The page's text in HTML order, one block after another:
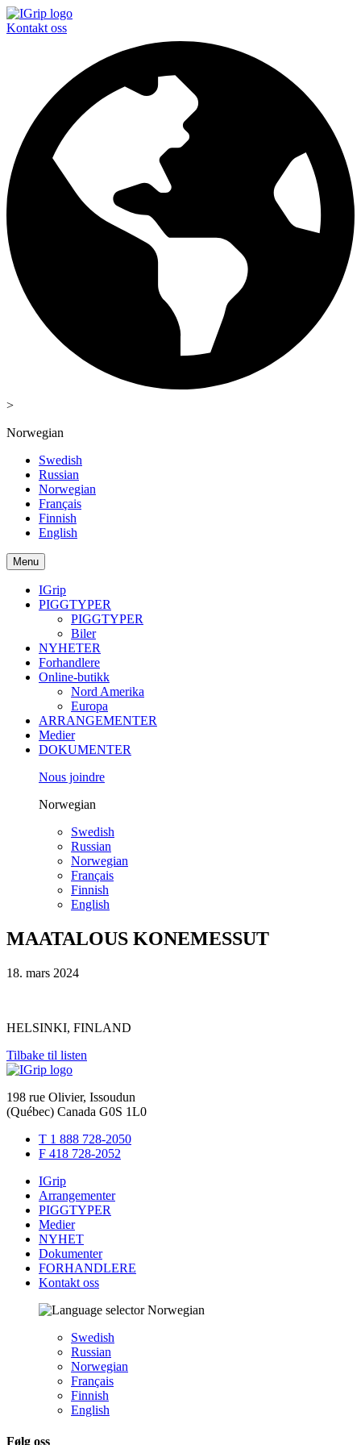
Kontakt oss
>
Norwegian
Swedish
Russian
Norwegian
Français
Finnish
English
Menu
IGrip
PIGGTYPER
PIGGTYPER
Biler
NYHETER
Forhandlere
Online-butikk
Nord Amerika
Europa
ARRANGEMENTER
Medier
DOKUMENTER
Nous joindre
Norwegian
Swedish
Russian
Norwegian
Français
Finnish
English
MAATALOUS KONEMESSUT
18. mars 2024
HELSINKI, FINLAND
Tilbake til listen
198 rue Olivier, Issoudun
(Québec) Canada G0S 1L0
T 1 888 728-2050
F 418 728-2052
IGrip
Arrangementer
PIGGTYPER
Medier
NYHET
Dokumenter
FORHANDLERE
Kontakt oss
Norwegian
Swedish
Russian
Norwegian
Français
Finnish
English
Følg oss